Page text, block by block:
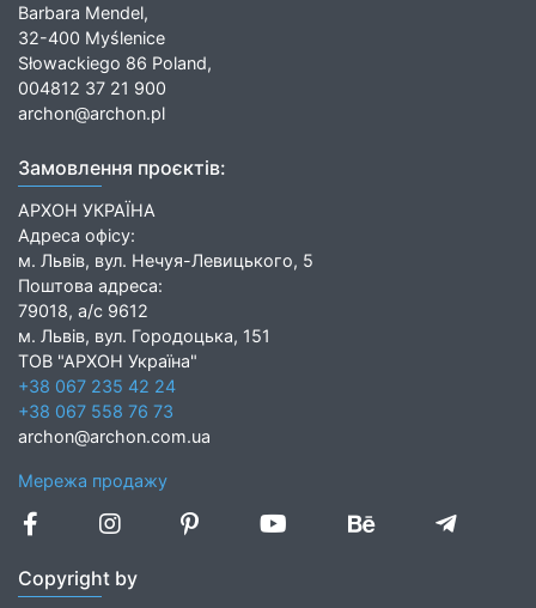
Barbara Mendel,
32-400 Myślenice
Słowackiego 86 Poland,
004812 37 21 900
archon@archon.pl
Замовлення проєктів:
АРХОН УКРАЇНА
Адреса офісу:
м. Львів, вул. Нечуя-Левицького, 5
Поштова адреса:
79018, а/с 9612
м. Львів, вул. Городоцька, 151
ТОВ "АРХОН Україна"
+38 067 235 42 24
+38 067 558 76 73
archon@archon.com.ua
Мережа продажу
Copyright by